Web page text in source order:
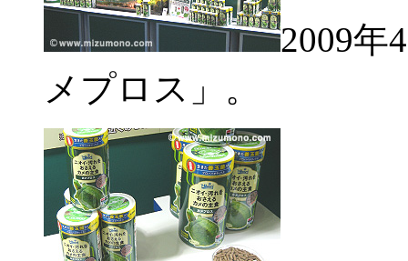
2009年
メプロス」。